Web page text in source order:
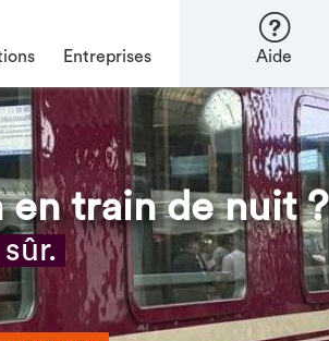
Entreprises Aide
en train de nuit ?